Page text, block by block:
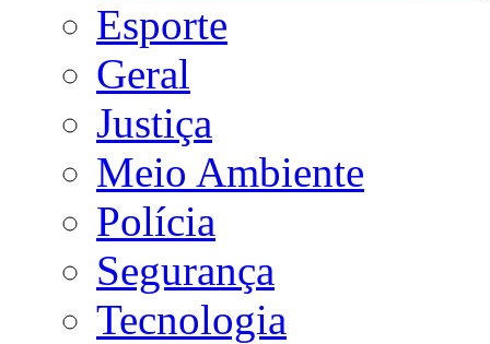
Esporte
Geral
Justiça
Meio Ambiente
Polícia
Segurança
Tecnologia